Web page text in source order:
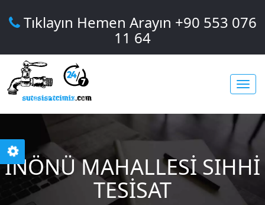
Tıklayın Hemen Arayın +90 553 076
11 64
İNÖNÜ MAHALLESI SIHHI
TESISAT